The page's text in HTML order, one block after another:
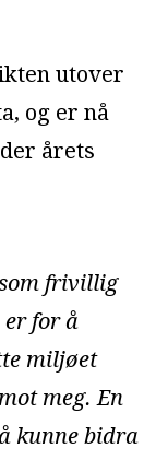
utover
og er nå
årets
frivillig
for å
miljøet
meg. En
kunne bidra